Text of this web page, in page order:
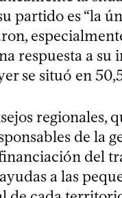
partido es “la
respuesta a su
se situó en
regionales,
de la
del
a las